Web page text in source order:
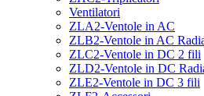
Ventilatori
ZLA2-Ventole in AC
ZLB2-Ventole in AC
ZLC2-Ventole in DC 2 fili
ZLD2-Ventole in DC
ZLE2-Ventole in DC 3 fili